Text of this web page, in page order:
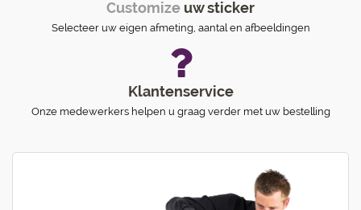
Customize uw sticker
Selecteer uw eigen afmeting, aantal en afbeeldingen
Klantenservice
Onze medewerkers helpen u graag verder met uw bestelling